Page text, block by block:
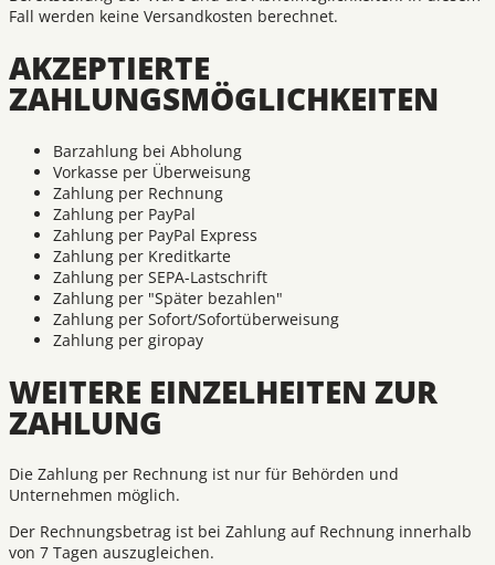
Fall werden keine Versandkosten berechnet.
AKZEPTIERTE
ZAHLUNGSMÖGLICHKEITEN
Barzahlung bei Abholung
Vorkasse per Überweisung
Zahlung per Rechnung
Zahlung per PayPal
Zahlung per PayPal Express
Zahlung per Kreditkarte
Zahlung per SEPA-Lastschrift
Zahlung per "Später bezahlen"
Zahlung per Sofort/Sofortüberweisung
Zahlung per giropay
WEITERE EINZELHEITEN ZUR
ZAHLUNG
Die Zahlung per Rechnung ist nur für Behörden und
Unternehmen möglich.
Der Rechnungsbetrag ist bei Zahlung auf Rechnung innerhalb
von 7 Tagen auszugleichen.